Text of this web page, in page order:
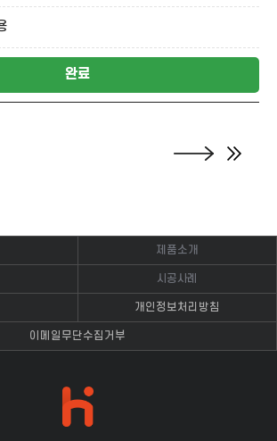
완료
제품소개
시공사례
개인정보처리방침
이메일무단수집거부